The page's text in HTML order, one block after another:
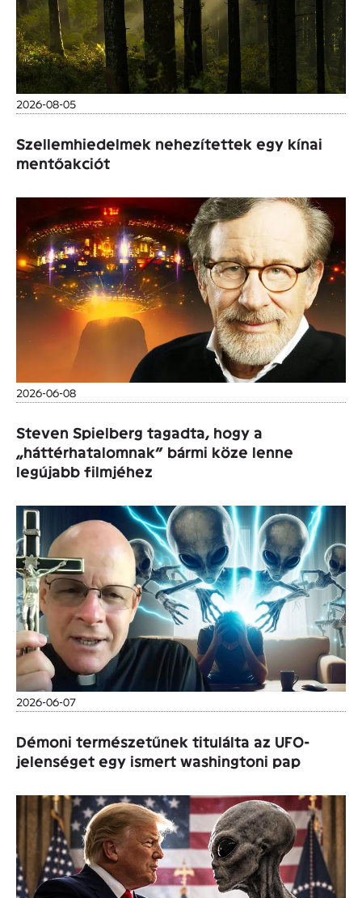
2026-08-05
Szellemhiedelmek nehezítettek egy kínai
mentőakciót
2026-06-08
Steven Spielberg tagadta, hogy a
„háttérhatalomnak” bármi köze lenne
legújabb filmjéhez
2026-06-07
Démoni természetűnek titulálta az UFO-
jelenséget egy ismert washingtoni pap